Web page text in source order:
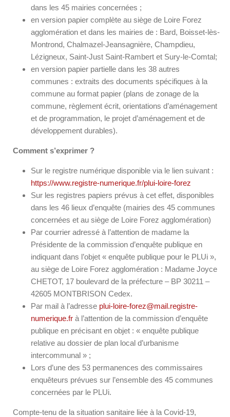
dans les 45 mairies concernées ;
en version papier complète au siège de Loire Forez
agglomération et dans les mairies de : Bard, Boisset-lès-
Montrond, Chalmazel-Jeansagnière, Champdieu,
Lézigneux, Saint-Just Saint-Rambert et Sury-le-Comtal;
en version papier partielle dans les 38 autres
communes : extraits des documents spécifiques à la
commune au format papier (plans de zonage de la
commune, règlement écrit, orientations d’aménagement
et de programmation, le projet d’aménagement et de
développement durables).
Comment s’exprimer ?
Sur le registre numérique disponible via le lien suivant :
https://www.registre-numerique.fr/plui-loire-forez
Sur les registres papiers prévus à cet effet, disponibles
dans les 46 lieux d’enquête (mairies des 45 communes
concernées et au siège de Loire Forez agglomération)
Par courrier adressé à l’attention de madame la
Présidente de la commission d’enquête publique en
indiquant dans l’objet « enquête publique pour le PLUi »,
au siège de Loire Forez agglomération : Madame Joyce
CHETOT, 17 boulevard de la préfecture – BP 30211 –
42605 MONTBRISON Cedex.
Par mail à l’adresse plui-loire-forez@mail.registre-
numerique.fr à l’attention de la commission d’enquête
publique en précisant en objet : « enquête publique
relative au dossier de plan local d’urbanisme
intercommunal » ;
Lors d’une des 53 permanences des commissaires
enquêteurs prévues sur l’ensemble des 45 communes
concernées par le PLUi.
Compte-tenu de la situation sanitaire liée à la Covid-19,